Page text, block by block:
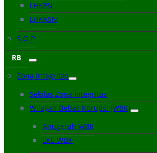
LHKPN
LHKASN
S.O.P
RB
Zona Integritas
Sekilas Zona Integritas
Wilayah Bebas Korupsi (WBK)
Anugerah WBK
LKE WBK